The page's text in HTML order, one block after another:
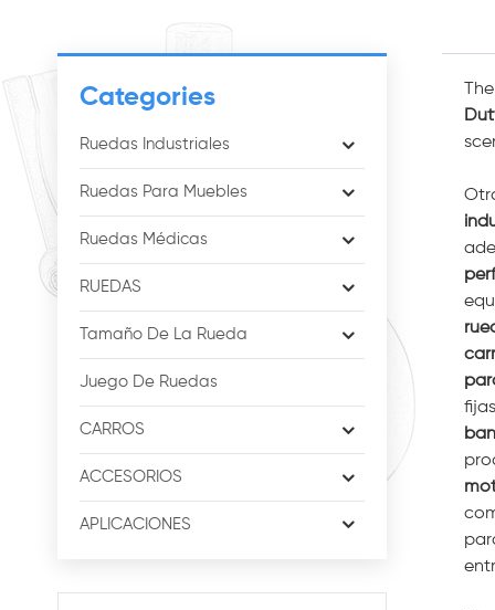
Categories
Ruedas Industriales
Ruedas Para Muebles
Ruedas Médicas
RUEDAS
Tamaño De La Rueda
Juego De Ruedas
CARROS
ACCESORIOS
APLICACIONES
The